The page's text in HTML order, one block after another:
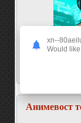
Анимевост
xn--
Would